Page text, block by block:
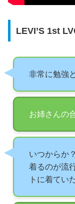
LEVI’S 1st
非常に勉強
お姉さんの
いつからか
着るのが流
トに着てい